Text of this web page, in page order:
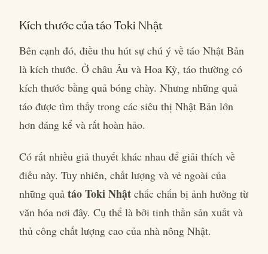
Kích thước của táo Toki Nhật
Bên cạnh đó, điều thu hút sự chú ý về táo Nhật Bản
là kích thước. Ở châu Âu và Hoa Kỳ, táo thường có
kích thước bằng quả bóng chày. Nhưng những quả
táo được tìm thấy trong các siêu thị Nhật Bản lớn
hơn đáng kể và rất hoàn hảo.
Có rất nhiều giả thuyết khác nhau để giải thích về
điều này. Tuy nhiên, chất lượng và vẻ ngoài của
những quả táo Toki Nhật chắc chắn bị ảnh hưởng từ
văn hóa nơi đây. Cụ thể là bởi tinh thần sản xuất và
thủ công chất lượng cao của nhà nông Nhật.